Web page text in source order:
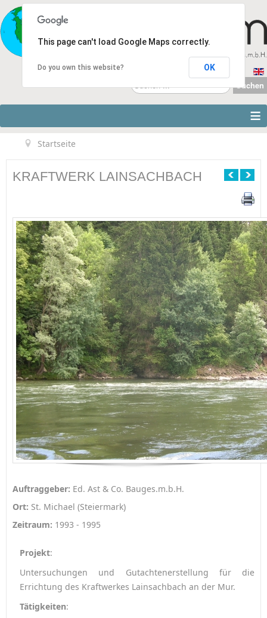
...
Suchen
≡
Startseite
KRAFTWERK LAINSACHBACH
Auftraggeber: Ed. Ast & Co. Bauges.m.b.H.
Ort: St. Michael (Steiermark)
Zeitraum: 1993 - 1995
Projekt:
Untersuchungen und Gutachtenerstellung für die
Errichtung des Kraftwerkes Lainsachbach an der Mur.
Tätigkeiten:
This page can't load Google Maps correctly.
Do you own this website? OK